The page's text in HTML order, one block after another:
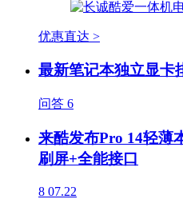
优惠直达 >
最新笔记本独立显卡
问答 6
来酷发布Pro 14轻薄
刷屏+全能接口
8 07.22